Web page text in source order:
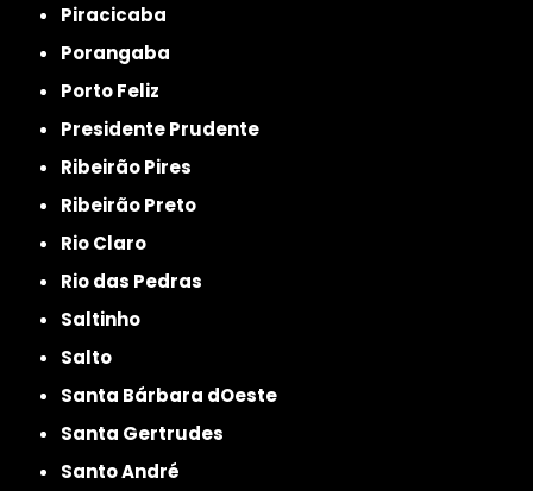
Piracicaba
Porangaba
Porto Feliz
Presidente Prudente
Ribeirão Pires
Ribeirão Preto
Rio Claro
Rio das Pedras
Saltinho
Salto
Santa Bárbara dOeste
Santa Gertrudes
Santo André